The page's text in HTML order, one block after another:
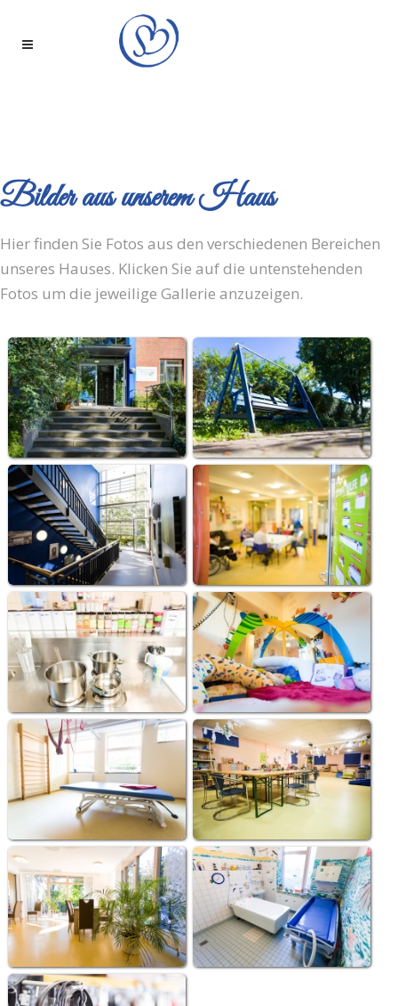
Bilder aus unserem Haus
Hier finden Sie Fotos aus den verschiedenen Bereichen
unseres Hauses. Klicken Sie auf die untenstehenden
Fotos um die jeweilige Gallerie anzuzeigen.